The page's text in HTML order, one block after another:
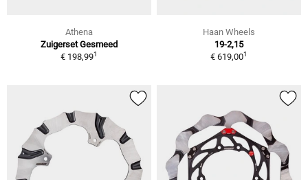
Athena
Zuigerset Gesmeed
€ 198,991
Haan Wheels
19-2,15
€ 619,001